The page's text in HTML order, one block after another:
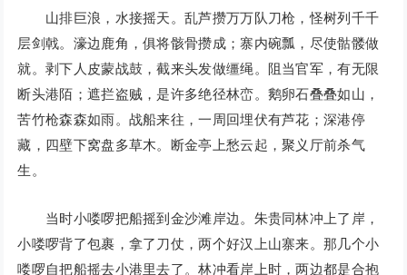
山排巨浪，水接摇天。乱芦攒万万队刀枪，怪树列千千
层剑戟。濠边鹿角，俱将骸骨攒成；寨内碗瓢，尽使骷髅做
就。剥下人皮蒙战鼓，截来头发做缰绳。阻当官军，有无限
断头港陌；遮拦盗贼，是许多绝径林峦。鹅卵石叠叠如山，
苦竹枪森森如雨。战船来往，一周回埋伏有芦花；深港停
藏，四壁下窝盘多草木。断金亭上愁云起，聚义厅前杀气
生。
当时小喽啰把船摇到金沙滩岸边。朱贵同林冲上了岸，
小喽啰背了包裹，拿了刀仗，两个好汉上山寨来。那几个小
喽啰自把船摇去小港里去了。林冲看岸上时，两边都是合抱